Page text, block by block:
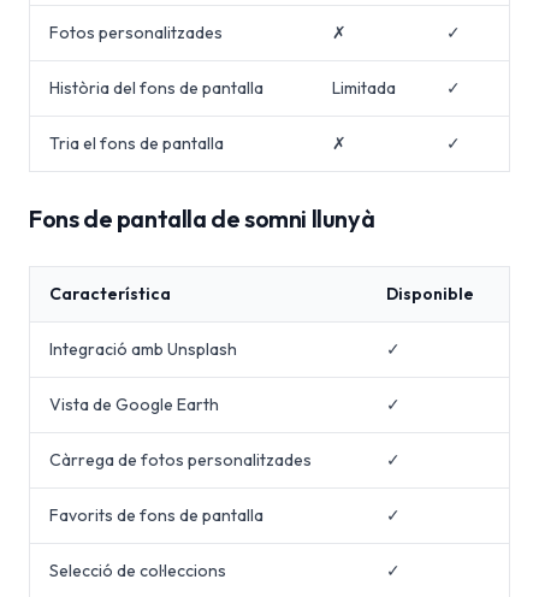
Fotos personalitzades ✗ ✓
Història del fons de pantalla Limitada ✓
Tria el fons de pantalla ✗ ✓
Fons de pantalla de somni llunyà
Característica Disponible
Integració amb Unsplash ✓
Vista de Google Earth ✓
Càrrega de fotos personalitzades ✓
Favorits de fons de pantalla ✓
Selecció de col·leccions ✓